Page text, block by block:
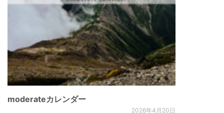
moderateカレンダー
2026年4月20日